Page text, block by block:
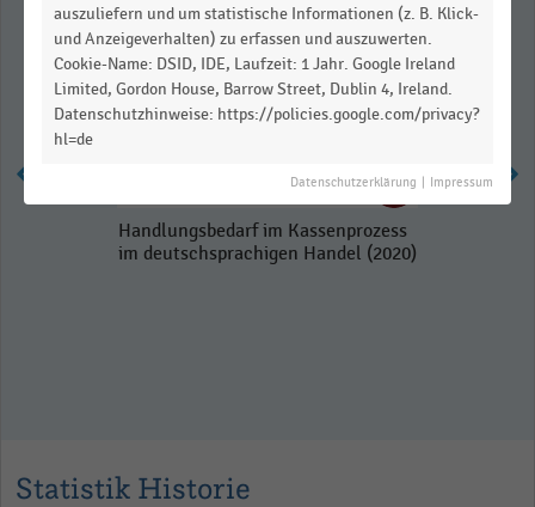
Handlungsbedarf im Kassenprozess
im deutschsprachigen Handel (2020)
Statistik Historie
auszuliefern und um statistische Informationen (z. B. Klick-
und Anzeigeverhalten) zu erfassen und auszuwerten.
Cookie-Name: DSID, IDE, Laufzeit: 1 Jahr. Google Ireland
Limited, Gordon House, Barrow Street, Dublin 4, Ireland.
Datenschutzhinweise: https://policies.google.com/privacy?
hl=de
Datenschutzerklärung Impressum